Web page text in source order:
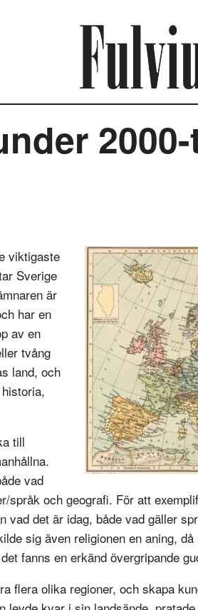
viktigaste
Sverige
är
har en
av en
tvång
land, och
till
vad
språk och geografi. För att
vad det är idag, både vad gäller
sig även religionen en aning,
fanns en erkänd övergripande
flera olika regioner, och skapa